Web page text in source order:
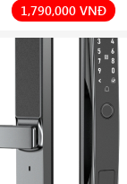
1,790,000 VNĐ